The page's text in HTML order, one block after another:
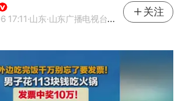
17:11·山东·山东广播电视台官方APP闪电新闻
关注